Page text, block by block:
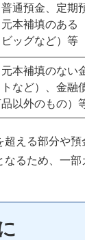
通預金、定期
本補填のある
ッグなど）等
本補填のない
など）、金融
以外のもの）
える部分や預
るため、一部